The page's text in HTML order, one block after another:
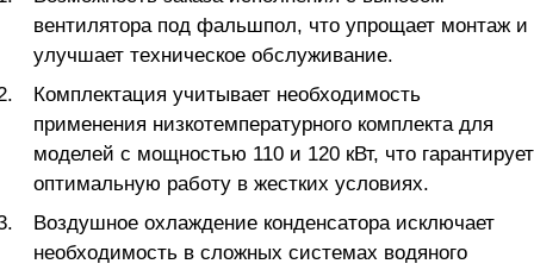
вентилятора под фальшпол, что упрощает монтаж и
улучшает техническое обслуживание.
Комплектация учитывает необходимость
применения низкотемпературного комплекта для
моделей с мощностью 110 и 120 кВт, что гарантирует
оптимальную работу в жестких условиях.
Воздушное охлаждение конденсатора исключает
необходимость в сложных системах водяного